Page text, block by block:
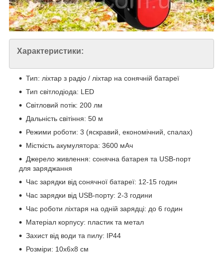
Характеристики:
Тип: ліхтар з радіо / ліхтар на сонячній батареї
Тип світлодіода: LED
Світловий потік: 200 лм
Дальність світіння: 50 м
Режими роботи: 3 (яскравий, економічний, спалах)
Місткість акумулятора: 3600 мАч
Джерело живлення: сонячна батарея та USB-порт
для заряджання
Час зарядки від сонячної батареї: 12-15 годин
Час зарядки від USB-порту: 2-3 години
Час роботи ліхтаря на одній зарядці: до 6 годин
Матеріал корпусу: пластик та метал
Захист від води та пилу: IP44
Розміри: 10х6х8 см